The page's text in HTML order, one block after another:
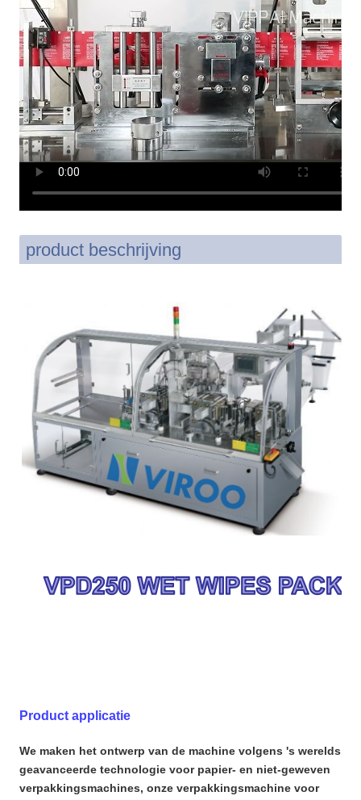
product beschrijving
Product applicatie
We maken het ontwerp van de machine volgens 's werelds
geavanceerde technologie voor papier- en niet-geweven
verpakkingsmachines, onze verpakkingsmachine voor